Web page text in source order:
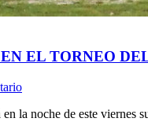
EL TORNEO
la noche de este viernes